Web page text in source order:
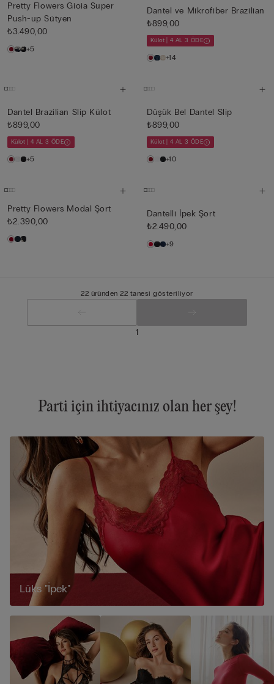
Pretty Flowers Gioia Super
Push-up Sütyen
₺3.490,00
+5
Dantel ve Mikrofiber Brazilian
₺899,00
Külot | 4 AL 3 ÖDE
+14
Dantel Brazilian Slip Külot
₺899,00
Külot | 4 AL 3 ÖDE
+5
Düşük Bel Dantel Slip
₺899,00
Külot | 4 AL 3 ÖDE
+10
Pretty Flowers Modal Şort
₺2.390,00
Dantelli İpek Şort
₺2.490,00
+9
22 üründen 22 tanesi gösteriliyor
1
Parti için ihtiyacınız olan her şey!
Lüks "İpek"